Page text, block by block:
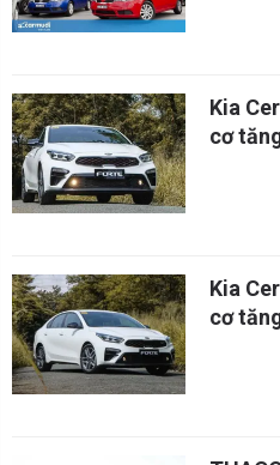
Kia
cơ
Kia
cơ